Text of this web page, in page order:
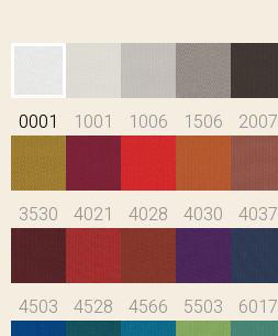
0001 1001 1006 1506 2007
3530 4021 4028 4030 4037
4503 4528 4566 5503 6017